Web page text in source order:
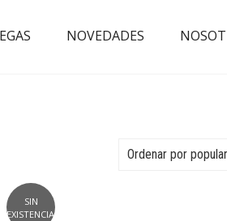
NOVEDADES
Ordenar por
SIN
EXISTENCIAS